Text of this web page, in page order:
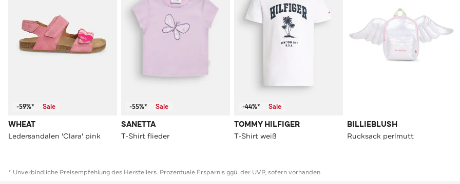
-59%* Sale
WHEAT
Ledersandalen 'Clara' pink
-55%* Sale
SANETTA
T-Shirt flieder
-44%* Sale
TOMMY HILFIGER
T-Shirt weiß
BILLIEBLUSH
Rucksack perlmutt
* Unverbindliche Preisempfehlung des Herstellers. Prozentuale Ersparnis ggü. der UVP, sofern vorhanden